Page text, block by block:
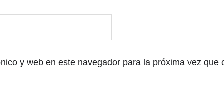
y web en este navegador para la próxima vez que